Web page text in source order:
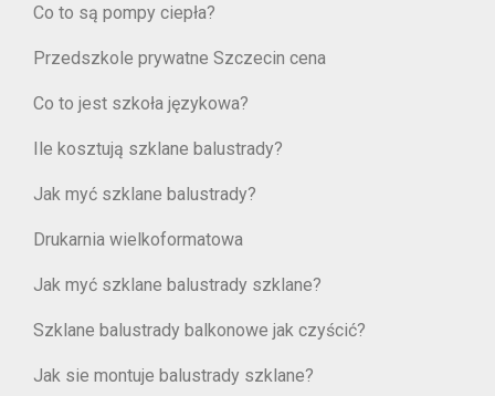
Co to są pompy ciepła?
Przedszkole prywatne Szczecin cena
Co to jest szkoła językowa?
Ile kosztują szklane balustrady?
Jak myć szklane balustrady?
Drukarnia wielkoformatowa
Jak myć szklane balustrady szklane?
Szklane balustrady balkonowe jak czyścić?
Jak sie montuje balustrady szklane?